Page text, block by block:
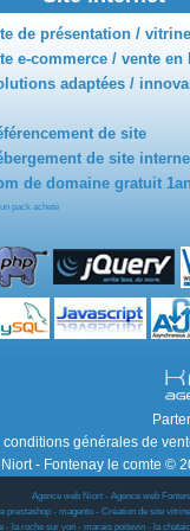
de présentation /
e-commerce / vente en
adaptées /
de site
de site
de domaine gratuit
pack acheté
conditions générales de
- Fontenay le comte ©
Agence web Niort - Agence web
- magento - Création de site
- la roche sur yon - marais poitevin - la